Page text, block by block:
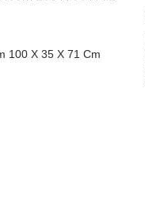
100 X 35 X 71 Cm